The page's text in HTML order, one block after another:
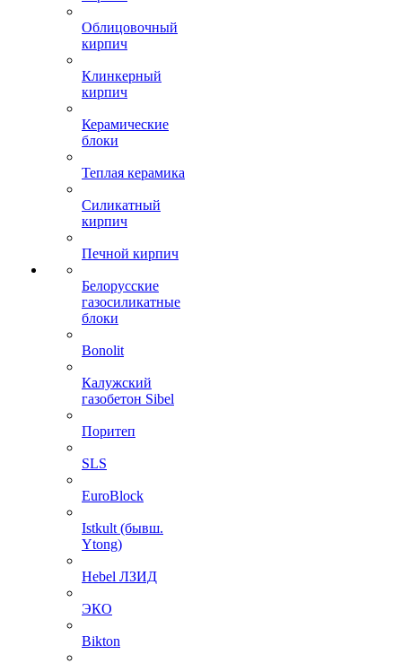
Облицовочный
кирпич
Клинкерный
кирпич
Керамические
блоки
Теплая керамика
Силикатный
кирпич
Печной кирпич
Белорусские
газосиликатные
блоки
Bonolit
Калужский
газобетон Sibel
Поритеп
SLS
EuroBlock
Istkult (бывш.
Ytong)
Hebel ЛЗИД
ЭКО
Bikton